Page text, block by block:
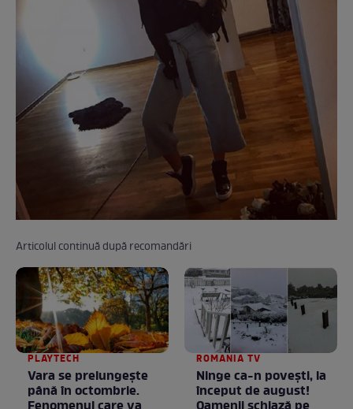
Articolul continuă după recomandări
PLAYTECH
Vara se prelungeşte
până în octombrie.
ROMANIA TV
Ninge ca-n povești, la
început de august!